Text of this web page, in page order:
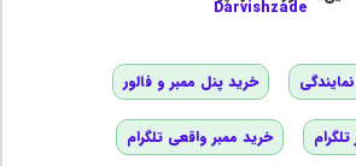
Darvishzade
خرید پنل ممبر و فالور
خرید ممبر واقعی تلگرام